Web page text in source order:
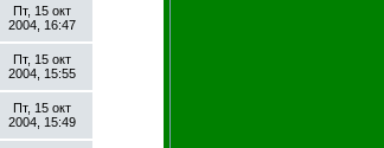
Пт, 15 окт
2004, 16:47
Пт, 15 окт
2004, 15:55
Пт, 15 окт
2004, 15:49